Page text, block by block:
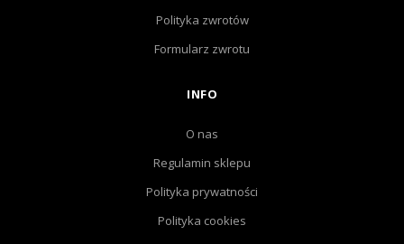
Polityka zwrotów
Formularz zwrotu
INFO
O nas
Regulamin sklepu
Polityka prywatności
Polityka cookies